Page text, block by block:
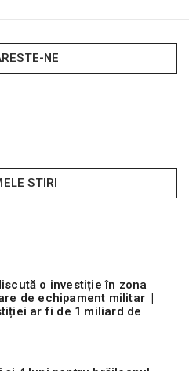
NE
STIRI
o investiție în zona
de echipament militar |
ar fi de 1 miliard de